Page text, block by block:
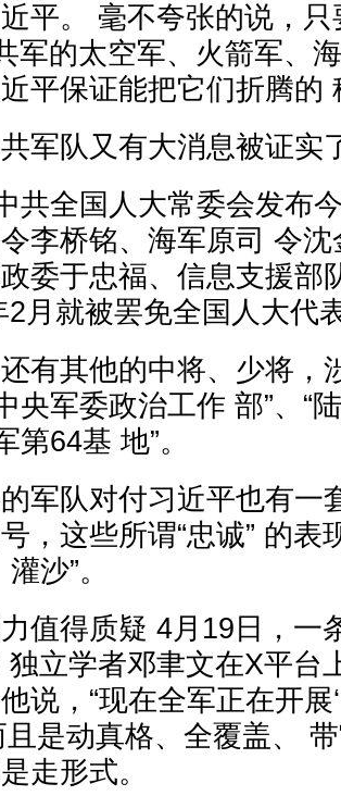
平。 毫不夸张的说，只
军的太空军、火箭军、
平保证能把它们折腾的
军队又有大消息被证实
共全国人大常委会发布
李桥铭、海军原司 令
委于忠福、信息支援部
2月就被罢免全国人大代
有其他的中将、少将，
央军委政治工作 部”、“
第64基 地”。
军队对付习近平也有一
，这些所谓“忠诚” 的表
沙”。
值得质疑 4月19日，一
独立学者邓聿文在X平台
说，“现在全军正在开展
且是动真格、全覆盖、
走形式。